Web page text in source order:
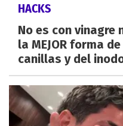
HACKS
No es con vinagre
la MEJOR forma
canillas y del